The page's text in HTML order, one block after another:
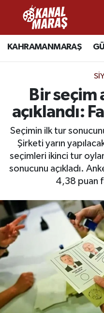
KAHRAMANMARAŞ
Bir seçim
açıklandı:
Seçimin ilk tur
Şirketi yarın
seçimleri ikinci tur
sonucunu açıkladı.
4,38 puan
CANLI YAYIN
KAHRAMANMARAŞ
GÜNCEL
SPOR
SİYASET
EKONOMİ
GÜNDEM
MAGAZİN
SAĞLIK
EĞİTİM
BÖLGE
KEŞFET
Kahramanmaraş
Kahramanmaraş
Kahramanmaraş
Kahramanmaraş
Süper Lig Puan
Tüm Manşetler
Son Dakika
Haber Arşivi